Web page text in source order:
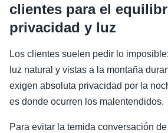
clientes para el
privacidad y luz
Los clientes suelen pedir lo
luz natural y vistas a la montaña
exigen absoluta privacidad por la
es donde ocurren los malentendidos.
Para evitar la temida conversación